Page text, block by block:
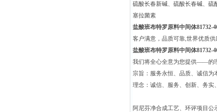
硫酸长春新碱、硫酸长春碱、硫
塞拉菌素
盐酸班布特罗原料中间体81732-
客户满意，品质可靠,世界优质
盐酸班布特罗原料中间体81732-
我们将全心全意为您提供——的
宗旨：服务永恒、品质、诚信
理念：诚信、服务、创新、务实
阿尼芬净合成工艺、环评项目